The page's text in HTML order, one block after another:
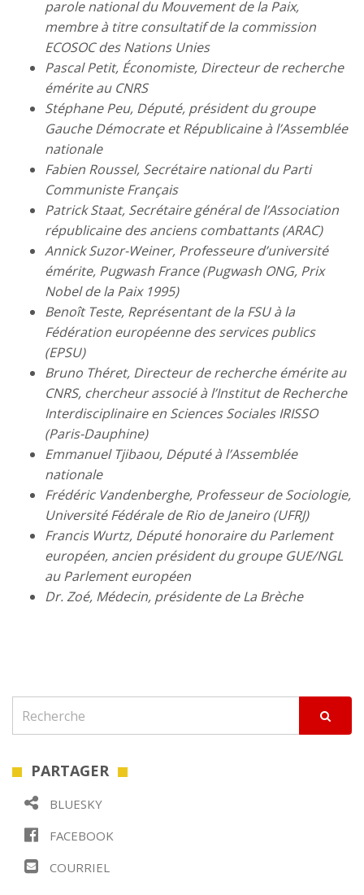
parole national du Mouvement de la Paix,
membre à titre consultatif de la commission
ECOSOC des Nations Unies
Pascal Petit, Économiste, Directeur de recherche
émérite au CNRS
Stéphane Peu, Député, président du groupe
Gauche Démocrate et Républicaine à l’Assemblée
nationale
Fabien Roussel, Secrétaire national du Parti
Communiste Français
Patrick Staat, Secrétaire général de l’Association
républicaine des anciens combattants (ARAC)
Annick Suzor-Weiner, Professeure d’université
émérite, Pugwash France (Pugwash ONG, Prix
Nobel de la Paix 1995)
Benoît Teste, Représentant de la FSU à la
Fédération européenne des services publics
(EPSU)
Bruno Théret, Directeur de recherche émérite au
CNRS, chercheur associé à l’Institut de Recherche
Interdisciplinaire en Sciences Sociales IRISSO
(Paris-Dauphine)
Emmanuel Tjibaou, Député à l’Assemblée
nationale
Frédéric Vandenberghe, Professeur de Sociologie,
Université Fédérale de Rio de Janeiro (UFRJ)
Francis Wurtz, Député honoraire du Parlement
européen, ancien président du groupe GUE/NGL
au Parlement européen
Dr. Zoé, Médecin, présidente de La Brèche
PARTAGER
BLUESKY
FACEBOOK
COURRIEL